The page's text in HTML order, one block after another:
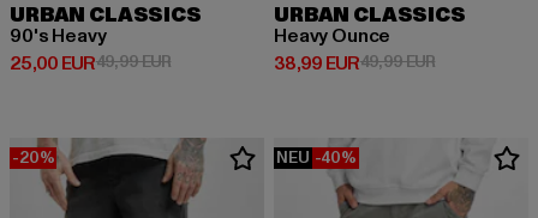
URBAN CLASSICS
90's Heavy
25,00 EUR
Derzeitiger Preis: 25,00 EUR
49,99 EURAktionspreis: 49,99 EUR
URBAN CLASSICS
Heavy Ounce
38,99 EUR
Derzeitiger Preis: 38,99 EUR
49,99 EURAktionspreis:
-20% NEU -40%